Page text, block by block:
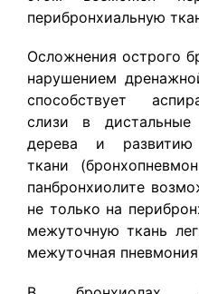
перибронхиальную
Осложнения острого
нарушением
способствует
слизи в дистальные
дерева и развитию
ткани
панбронхиолите
не только на
межуточную ткань
межуточная